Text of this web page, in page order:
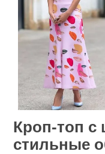
Кроп-топ с
стильные